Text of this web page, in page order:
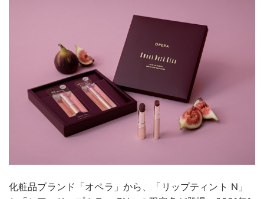
化粧品ブランド「オペラ」から、「リップティント N」